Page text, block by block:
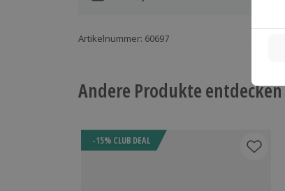
Artikelnummer: 60697
Andere Produkte entdecken
-15% CLUB DEAL